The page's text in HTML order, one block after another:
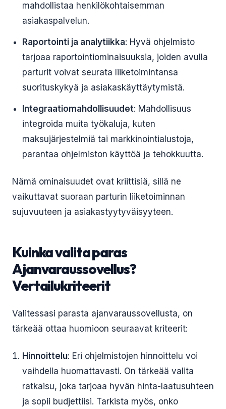
mahdollistaa henkilökohtaisemman
asiakaspalvelun.
Raportointi ja analytiikka: Hyvä ohjelmisto
tarjoaa raportointiominaisuuksia, joiden avulla
parturit voivat seurata liiketoimintansa
suorituskykyä ja asiakaskäyttäytymistä.
Integraatiomahdollisuudet: Mahdollisuus
integroida muita työkaluja, kuten
maksujärjestelmiä tai markkinointialustoja,
parantaa ohjelmiston käyttöä ja tehokkuutta.
Nämä ominaisuudet ovat kriittisiä, sillä ne
vaikuttavat suoraan parturin liiketoiminnan
sujuvuuteen ja asiakastyytyväisyyteen.
Kuinka valita paras
Ajanvaraussovellus?
Vertailukriteerit
Valitessasi parasta ajanvaraussovellusta, on
tärkeää ottaa huomioon seuraavat kriteerit:
Hinnoittelu: Eri ohjelmistojen hinnoittelu voi
vaihdella huomattavasti. On tärkeää valita
ratkaisu, joka tarjoaa hyvän hinta-laatusuhteen
ja sopii budjettiisi. Tarkista myös, onko